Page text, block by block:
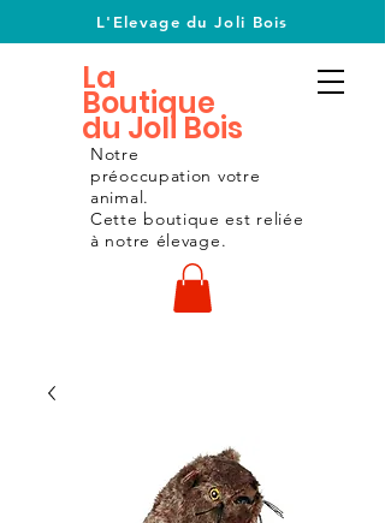
L'Elevage du Joli Bois
Notre
préoccupation votre
animal.
Cette boutique est reliée
à notre élevage.
La
Boutique
du Joli Bois